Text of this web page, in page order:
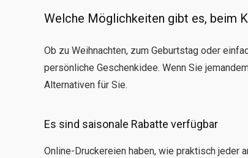
Welche Möglichkeiten gibt es, beim
Ob zu Weihnachten, zum Geburtstag oder
persönliche Geschenkidee. Wenn Sie
Alternativen für Sie.
Es sind saisonale Rabatte verfügbar
Online-Druckereien haben, wie praktisch jeder